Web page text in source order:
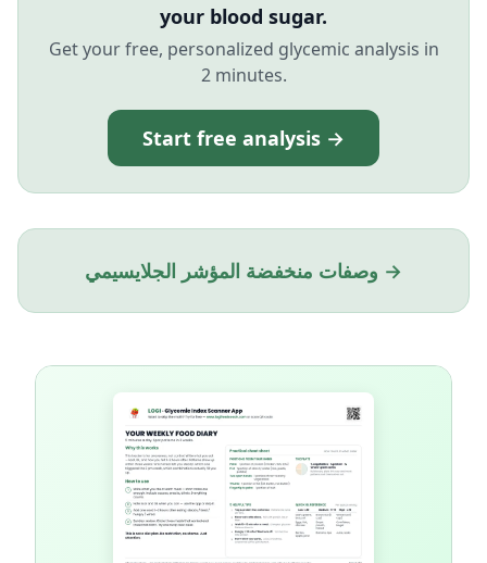
your blood sugar.
Get your free, personalized glycemic analysis in
2 minutes.
Start free analysis →
وصفات منخفضة المؤشر الجلايسيمي →